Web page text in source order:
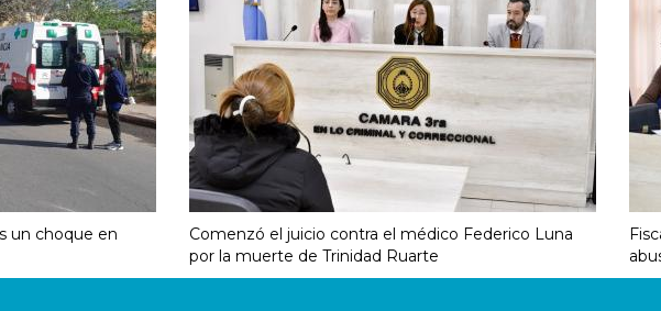
un choque en
Comenzó el juicio contra el médico Federico Luna
por la muerte de Trinidad Ruarte